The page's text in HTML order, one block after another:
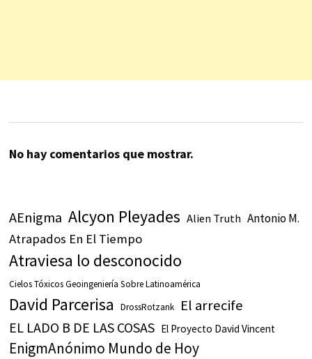
No hay comentarios que mostrar.
AEnigma Alcyon Pleyades Alien Truth Antonio M.
Atrapados En El Tiempo
Atraviesa lo desconocido
Cielos Tóxicos Geoingeniería Sobre Latinoamérica
David Parcerisa DrossRotzank El arrecife
EL LADO B DE LAS COSAS El Proyecto David Vincent
EnigmAnónimo Mundo de Hoy